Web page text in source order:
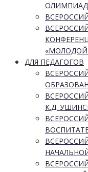
ДЛЯ ПЕДАГОГОВ
К.Д.